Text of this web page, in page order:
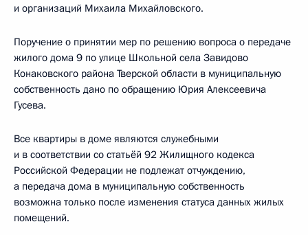
и организаций Михаила Михайловского.
Поручение о принятии мер по решению вопроса о передаче
жилого дома 9 по улице Школьной села Завидово
Конаковского района Тверской области в муниципальную
собственность дано по обращению Юрия Алексеевича
Гусева.
Все квартиры в доме являются служебными
и в соответствии со статьёй 92 Жилищного кодекса
Российской Федерации не подлежат отчуждению,
а передача дома в муниципальную собственность
возможна только после изменения статуса данных жилых
помещений.